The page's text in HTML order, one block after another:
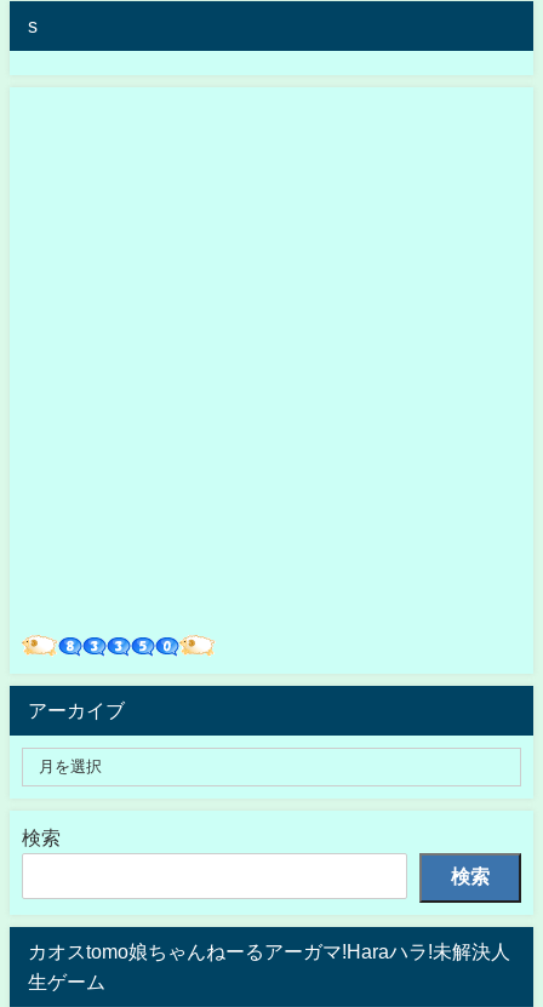
s
アーカイブ
検索
検索
カオスtomo娘ちゃんねーるアーガマ!Haraハラ!未解決人
生ゲーム